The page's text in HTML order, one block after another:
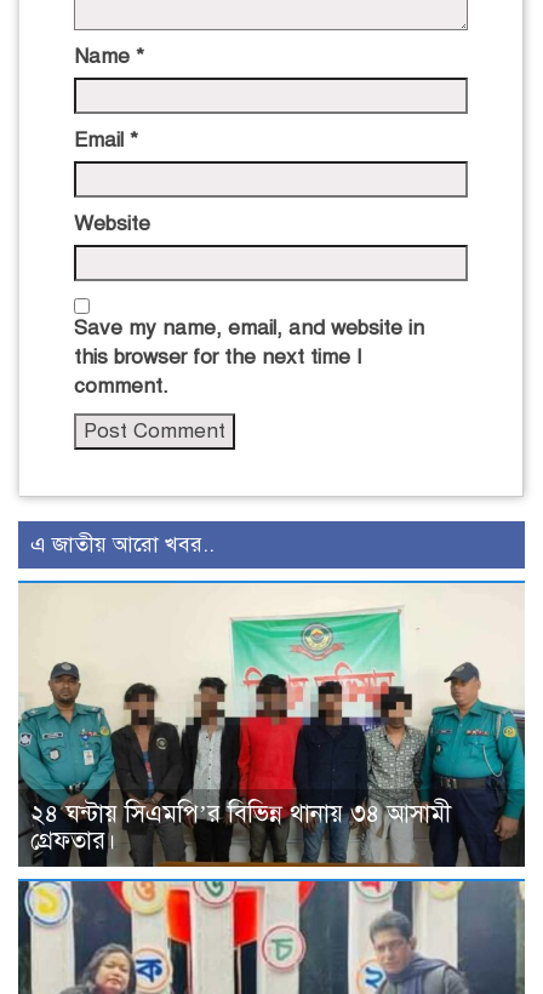
Name *
Email *
Website
Save my name, email, and website in
this browser for the next time I
comment.
এ জাতীয় আরো খবর..
২৪ ঘন্টায় সিএমপি’র বিভিন্ন থানায় ৩৪ আসামী
গ্রেফতার।